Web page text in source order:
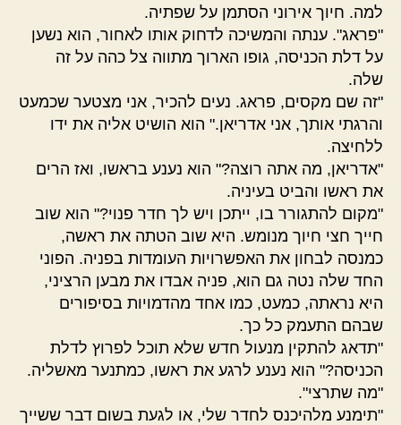
למה. חיוך אירוני הסתמן על שפתיה.
"פראג". ענתה והמשיכה לדחוק אותו לאחור, הוא נשען
על דלת הכניסה, גופו הארוך מתווה צל כהה על זה
שלה.
"זה שם מקסים, פראג. נעים להכיר, אני מצטער שכמעט
והרגתי אותך, אני אדריאן." הוא הושיט אליה את ידו
ללחיצה.
"אדריאן, מה אתה רוצה?" הוא נענע בראשו, ואז הרים
את ראשו והביט בעיניה.
"מקום להתגורר בו, ייתכן ויש לך חדר פנוי?" הוא שוב
חייך חצי חיוך מנומש. היא שוב הטתה את ראשה,
כמנסה לבחון את האפשרויות העומדות בפניה. הפוני
החד שלה נטה גם הוא, פניה אבדו את מבען הרציני,
היא נראתה, כמעט, כמו אחד מהדמויות בסיפורים
שבהם התעמק כל כך.
"תדאג להתקין מנעול חדש שלא תוכל לפרוץ לדלת
הכניסה?" הוא נענע לרגע את ראשו, כמתנער מאשליה.
"מה שתרצי".
"תימנע מלהיכנס לחדר שלי, או לגעת בשום דבר ששייך